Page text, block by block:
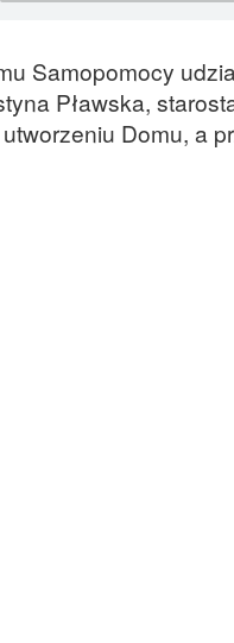
Samopomocy
Pławska,
Domu, a